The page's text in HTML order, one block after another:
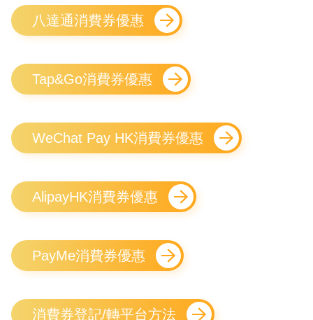
八達通消費券優惠
Tap&Go消費券優惠
WeChat Pay HK消費券優惠
AlipayHK消費券優惠
PayMe消費券優惠
消費券登記/轉平台方法